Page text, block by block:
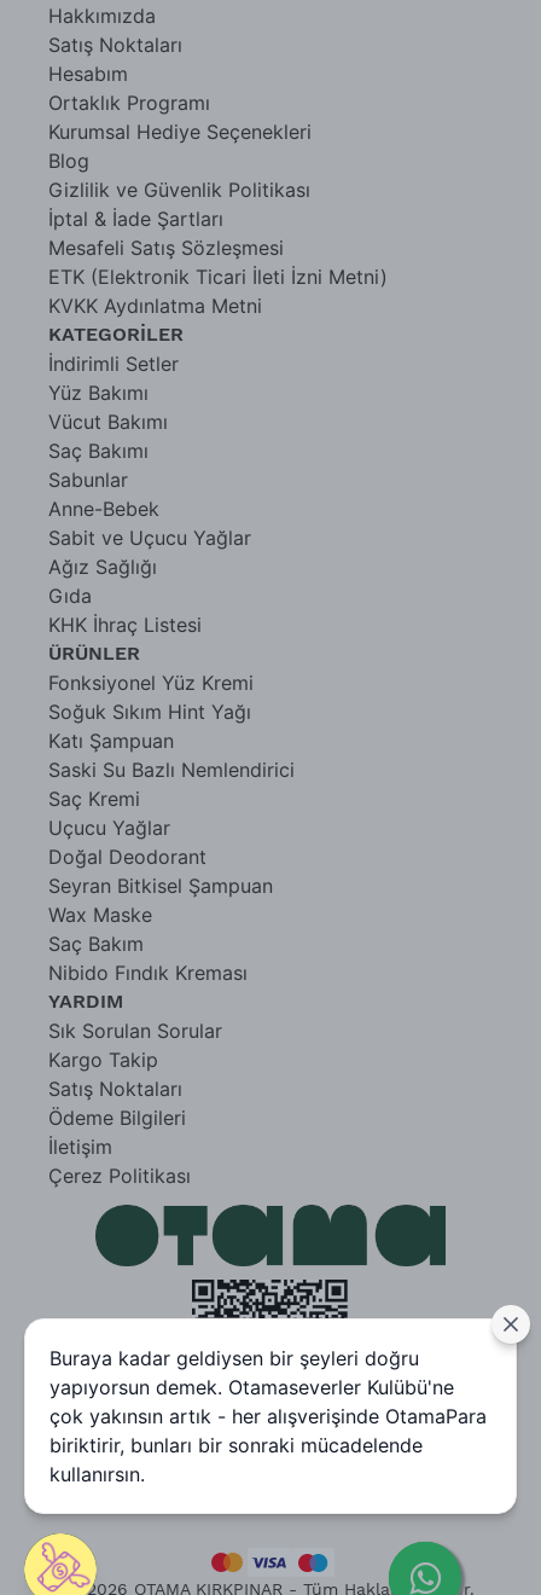
Hakkımızda
Satış Noktaları
Hesabım
Ortaklık Programı
Kurumsal Hediye Seçenekleri
Blog
Gizlilik ve Güvenlik Politikası
İptal & İade Şartları
Mesafeli Satış Sözleşmesi
ETK (Elektronik Ticari İleti İzni Metni)
KVKK Aydınlatma Metni
KATEGORİLER
İndirimli Setler
Yüz Bakımı
Vücut Bakımı
Saç Bakımı
Sabunlar
Anne-Bebek
Sabit ve Uçucu Yağlar
Ağız Sağlığı
Gıda
KHK İhraç Listesi
ÜRÜNLER
Fonksiyonel Yüz Kremi
Soğuk Sıkım Hint Yağı
Katı Şampuan
Saski Su Bazlı Nemlendirici
Saç Kremi
Uçucu Yağlar
Doğal Deodorant
Seyran Bitkisel Şampuan
Wax Maske
Saç Bakım
Nibido Fındık Kreması
YARDIM
Sık Sorulan Sorular
Kargo Takip
Satış Noktaları
Ödeme Bilgileri
İletişim
Çerez Politikası
© 2026 OTAMA KIRKPINAR - Tüm Hakları Saklıdır.
Buraya kadar geldiysen bir şeyleri doğru
yapıyorsun demek. Otamaseverler Kulübü'ne
çok yakınsın artık - her alışverişinde OtamaPara
biriktirir, bunları bir sonraki mücadelende
kullanırsın.